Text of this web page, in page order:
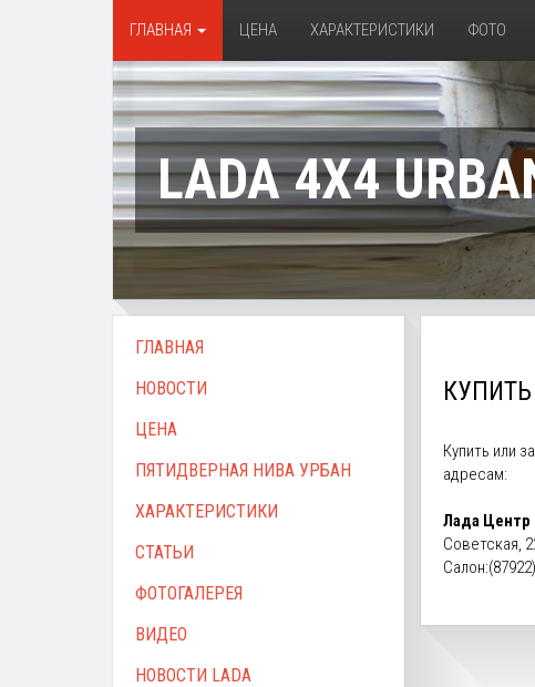
ГЛАВНАЯ ЦЕНА ХАРАКТЕРИСТИКИ ФОТО
LADA 4X4
ГЛАВНАЯ
НОВОСТИ
ЦЕНА
ПЯТИДВЕРНАЯ НИВА УРБАН
ХАРАКТЕРИСТИКИ
СТАТЬИ
ФОТОГАЛЕРЕЯ
ВИДЕО
НОВОСТИ LADA
Купить или
адресам:
Лада
Советская,